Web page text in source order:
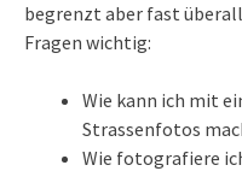
begrenzt aber fast
Fragen wichtig:
Wie kann ich mit
Strassenfotos
Wie fotografiere